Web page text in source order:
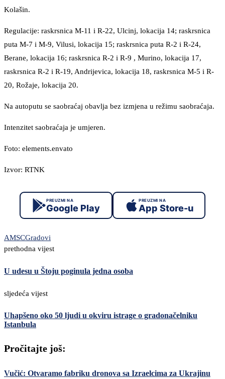
Kolašin.
Regulacije: raskrsnica M-11 i R-22, Ulcinj, lokacija 14; raskrsnica
puta M-7 i M-9, Vilusi, lokacija 15; raskrsnica puta R-2 i R-24,
Berane, lokacija 16; raskrsnica R-2 i R-9 , Murino, lokacija 17,
raskrsnica R-2 i R-19, Andrijevica, lokacija 18, raskrsnica M-5 i R-
20, Rožaje, lokacija 20.
Na autoputu se saobraćaj obavlja bez izmjena u režimu saobraćaja.
Intenzitet saobraćaja je umjeren.
Foto: elements.envato
Izvor: RTNK
PREUZMI NA
Google Play
PREUZMI NA
App Store-u
AMSCGradovi
prethodna vijest
U udesu u Štoju poginula jedna osoba
sljedeća vijest
Uhapšeno oko 50 ljudi u okviru istrage o gradonačelniku
Istanbula
Pročitajte još:
Vučić: Otvaramo fabriku dronova sa Izraelcima za Ukrajinu